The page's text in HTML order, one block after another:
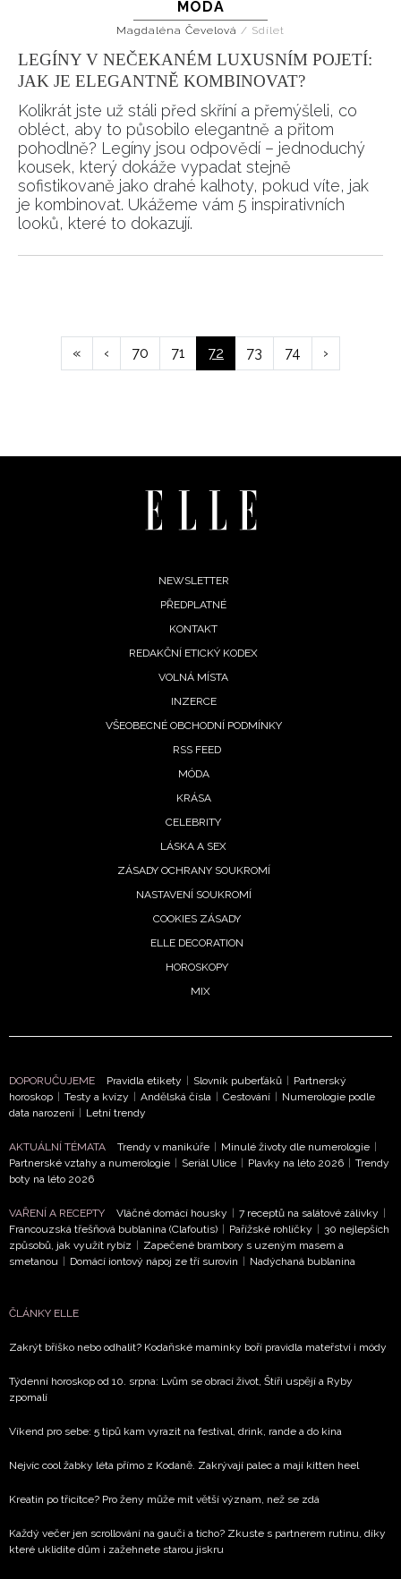
MÓDA
Magdaléna Čevelová / Sdílet
LEGÍNY V NEČEKANÉM LUXUSNÍM POJETÍ:
JAK JE ELEGANTNĚ KOMBINOVAT?
Kolikrát jste už stáli před skříní a přemýšleli, co
obléct, aby to působilo elegantně a přitom
pohodlně? Legíny jsou odpovědí – jednoduchý
kousek, který dokáže vypadat stejně
sofistikovaně jako drahé kalhoty, pokud víte, jak
je kombinovat. Ukážeme vám 5 inspirativních
looků, které to dokazují.
First
page
«
Předchozí
stránka
‹ Page
70 Page
71
Aktuální
stránka
72 Page
73 Page
74
Následující
stránka
›
NEWSLETTER
PŘEDPLATNÉ
KONTAKT
REDAKČNÍ ETICKÝ KODEX
VOLNÁ MÍSTA
INZERCE
VŠEOBECNÉ OBCHODNÍ PODMÍNKY
RSS FEED
MÓDA
KRÁSA
CELEBRITY
LÁSKA A SEX
ZÁSADY OCHRANY SOUKROMÍ
NASTAVENÍ SOUKROMÍ
COOKIES ZÁSADY
ELLE DECORATION
HOROSKOPY
MIX
DOPORUČUJEME Pravidla etikety Slovník puberťáků
Partnerský
horoskop
Testy a kvízy Andělská čísla Cestování
Numerologie podle
data narození
Letní trendy
AKTUÁLNÍ TÉMATA Trendy v manikúře Minulé životy dle numerologie
Partnerské vztahy a numerologie
Seriál Ulice Plavky na léto 2026
Trendy
boty na léto 2026
VAŘENÍ A RECEPTY Vláčné domácí housky 7 receptů na salátové zálivky
Francouzská třešňová bublanina (Clafoutis)
Pařížské rohlíčky
30 nejlepších
způsobů, jak využít rybíz
Zapečené brambory s uzeným masem a
smetanou
Domácí iontový nápoj ze tří surovin Nadýchaná bublanina
ČLÁNKY ELLE
Zakrýt bříško nebo odhalit? Kodaňské maminky boří pravidla mateřství i módy
Týdenní horoskop od 10. srpna: Lvům se obrací život, Štíři uspějí a Ryby
zpomalí
Víkend pro sebe: 5 tipů kam vyrazit na festival, drink, rande a do kina
Nejvíc cool žabky léta přímo z Kodaně. Zakrývají palec a mají kitten heel
Kreatin po třicítce? Pro ženy může mít větší význam, než se zdá
Každý večer jen scrollování na gauči a ticho? Zkuste s partnerem rutinu, díky
které uklidíte dům i zažehnete starou jiskru